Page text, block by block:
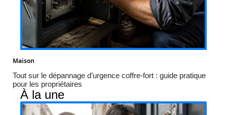
Maison
Tout sur le dépannage d’urgence coffre-fort : guide pratique
pour les propriétaires
À la une